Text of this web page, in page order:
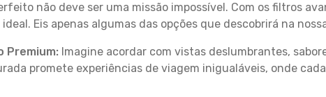
não deve ser uma missão impossível. Com os filtros
Eis apenas algumas das opções que descobrirá na
Premium: Imagine acordar com vistas deslumbrantes,
promete experiências de viagem inigualáveis, onde